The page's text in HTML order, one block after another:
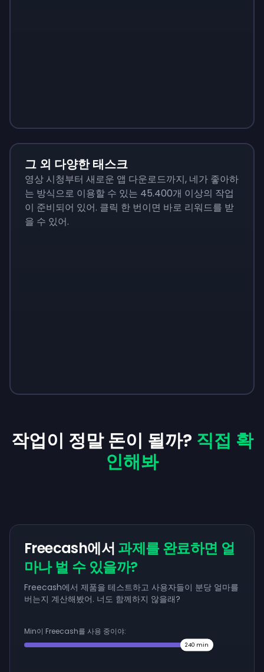
그 외 다양한 태스크
영상 시청부터 새로운 앱 다운로드까지, 네가 좋아하
는 방식으로 이용할 수 있는 45.400개 이상의 작업
이 준비되어 있어. 클릭 한 번이면 바로 리워드를 받
을 수 있어.
작업이 정말 돈이 될까? 직접 확
인해봐
Freecash에서 과제를 완료하면 얼
마나 벌 수 있을까?
Freecash에서 제품을 테스트하고 사용자들이 분당 얼마를
버는지 계산해봤어. 너도 함께하지 않을래?
Min이 Freecash를 사용 중이야:
240 min